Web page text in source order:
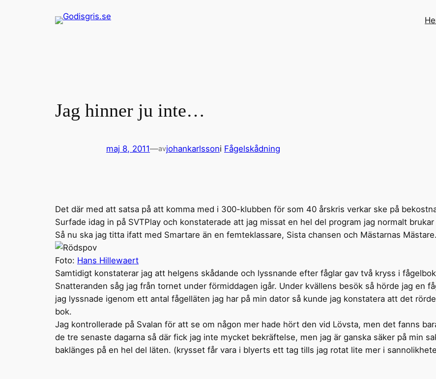
Jag hinner ju inte…
maj 8, 2011—avjohankarlssoni Fågelskådning
Det där med att satsa på att komma med i 300-klubben för som 40 årskris verkar ske på
Surfade idag in på SVTPlay och konstaterade att jag missat en hel del program jag normalt
Så nu ska jag titta ifatt med Smartare än en femteklassare, Sista chansen och Mästarnas Mästare.
Foto: Hans Hillewaert
Samtidigt konstaterar jag att helgens skådande och lyssnande efter fåglar gav två kryss i
Snatteranden såg jag från tornet under förmiddagen igår. Under kvällens besök så hörde jag en
jag lyssnade igenom ett antal fågelläten jag har på min dator så kunde jag konstatera att det
bok.
Jag kontrollerade på Svalan för att se om någon mer hade hört den vid Lövsta, men det fanns
de tre senaste dagarna så där fick jag inte mycket bekräftelse, men jag är ganska säker på min
baklänges på en hel del läten. (krysset får vara i blyerts ett tag tills jag rotat lite mer i